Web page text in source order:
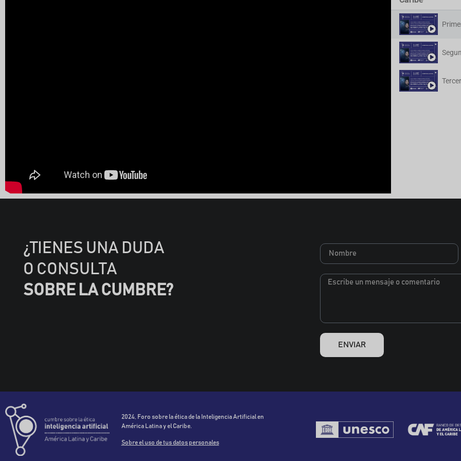
¿TIENES UNA DUDA
O CONSULTA
SOBRE LA CUMBRE?
ENVIAR
2024, Foro sobre la ética de la Inteligencia Artificial en
América Latina y el Caribe.
Sobre el uso de tus datos personales